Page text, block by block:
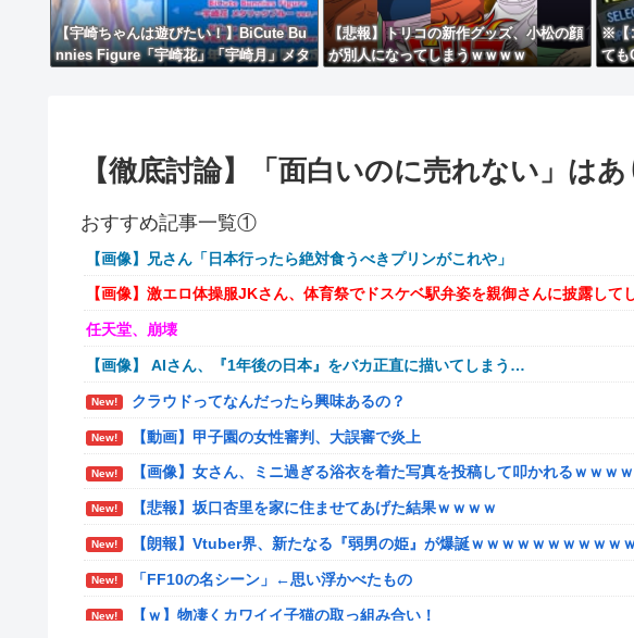
【宇崎ちゃんは遊びたい！】BiCute Bu
nnies Figure「宇崎花」「宇崎月」メタ
【悲報】トリコの新作グッズ、小松の顔
が別人になってしまうｗｗｗｗ
※【
ても
【徹底討論】「面白いのに売れない」は
おすすめ記事一覧①
【画像】兄さん「日本行ったら絶対食うべきプリンがこれや」
【画像】激エロ体操服JKさん、体育祭でドスケベ駅弁姿を親御さんに披露して
任天堂、崩壊
【画像】 AIさん、『1年後の日本』をバカ正直に描いてしまう…
New! クラウドってなんだったら興味あるの？
New! 【動画】甲子園の女性審判、大誤審で炎上
New! 【画像】女さん、ミニ過ぎる浴衣を着た写真を投稿して叩かれるｗｗｗｗ
New! 【悲報】坂口杏里を家に住ませてあげた結果ｗｗｗｗ
New! 【朗報】Vtuber界、新たなる『弱男の姫』が爆誕ｗｗｗｗｗｗｗｗｗｗｗ
New! 「FF10の名シーン」←思い浮かべたもの
New! 【ｗ】物凄くカワイイ子猫の取っ組み合い！